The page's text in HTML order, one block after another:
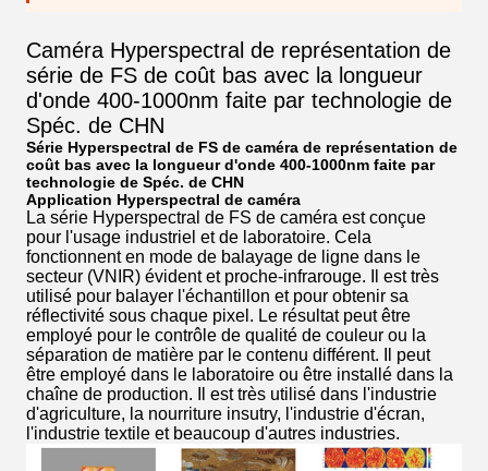
Caméra Hyperspectral de représentation de
série de FS de coût bas avec la longueur
d'onde 400-1000nm faite par technologie de
Spéc. de CHN
Série Hyperspectral de FS de caméra de représentation de
coût bas avec la longueur d'onde 400-1000nm faite par
technologie de Spéc. de CHN
Application Hyperspectral de caméra
La série Hyperspectral de FS de caméra est conçue
pour l'usage industriel et de laboratoire. Cela
fonctionnent en mode de balayage de ligne dans le
secteur (VNIR) évident et proche-infrarouge. Il est très
utilisé pour balayer l'échantillon et pour obtenir sa
réflectivité sous chaque pixel. Le résultat peut être
employé pour le contrôle de qualité de couleur ou la
séparation de matière par le contenu différent. Il peut
être employé dans le laboratoire ou être installé dans la
chaîne de production. Il est très utilisé dans l'industrie
d'agriculture, la nourriture insutry, l'industrie d'écran,
l'industrie textile et beaucoup d'autres industries.